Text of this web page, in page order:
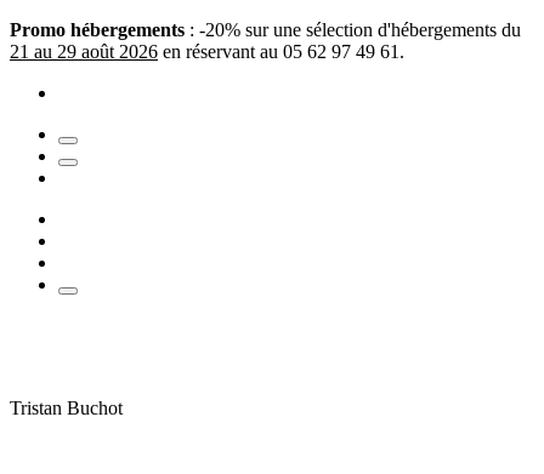
Promo hébergements : -20% sur une sélection d'hébergements du
21 au 29 août 2026 en réservant au 05 62 97 49 61.
Tristan Buchot